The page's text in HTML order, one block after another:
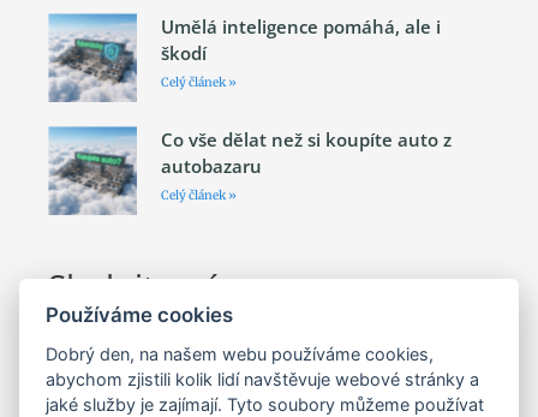
Umělá inteligence pomáhá, ale i
škodí
Celý článek »
Co vše dělat než si koupíte auto z
autobazaru
Celý článek »
Sledujte nás
Používáme cookies
Dobrý den, na našem webu používáme cookies,
abychom zjistili kolik lidí navštěvuje webové stránky a
jaké služby je zajímají. Tyto soubory můžeme používat